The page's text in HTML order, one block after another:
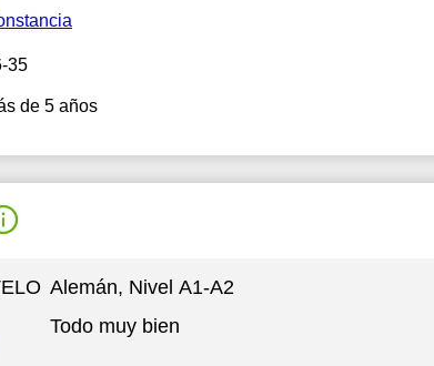
35
de 5 años
Alemán, Nivel А1-А2
Todo muy bien